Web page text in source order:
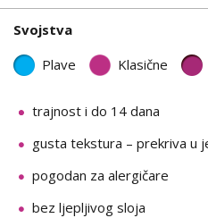
Svojstva
Plave Klasične
trajnost i do 14 dana
gusta tekstura – prekriva u
pogodan za alergičare
bez ljepljivog sloja